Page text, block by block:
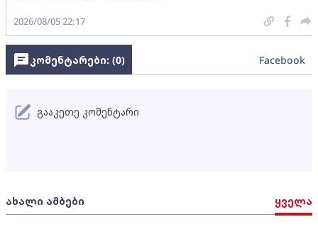
2026/08/05 22:17
ახალი ამბები ყველა
კომენტარები: (0) Facebook
გააკეთე კომენტარი